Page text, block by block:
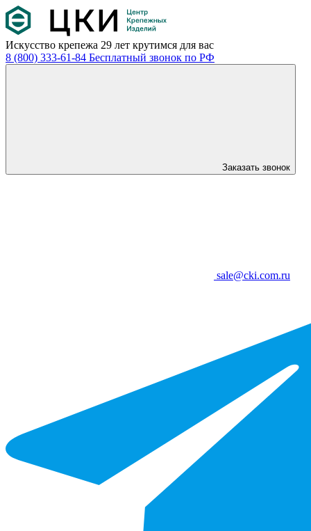
Искусство крепежа 29 лет крутимся для вас
8 (800) 333-61-84 Бесплатный звонок по РФ
Заказать звонок
sale@cki.com.ru